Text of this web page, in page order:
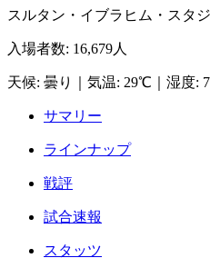
スルタン・イブラヒム・スタ
入場者数: 16,679人
天候: 曇り 気温: 29℃ 湿度:
サマリー
ラインナップ
戦評
試合速報
スタッツ